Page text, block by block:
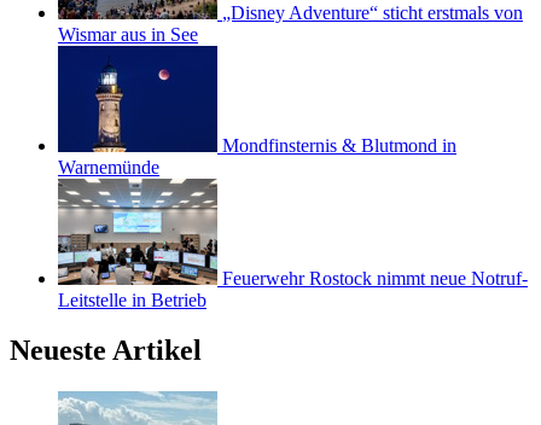
„Disney Adventure“ sticht erstmals von
Wismar aus in See
Mondfinsternis & Blutmond in
Warnemünde
Feuerwehr Rostock nimmt neue Notruf-
Leitstelle in Betrieb
Neueste Artikel